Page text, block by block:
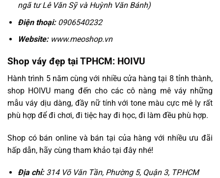
ngã tư Lê Văn Sỹ và Huỳnh Văn Bánh)
Điện thoại:0906540232
Website: www.meoshop.vn
Shop váy đẹp tại TPHCM: HOIVU
Hành trình 5 năm cùng với nhiều cửa hàng tại 8 tỉnh thành,
shop HOIVU mang đến cho các cô nàng mê váy những
mẫu váy dịu dàng, đầy nữ tính với tone màu cực mê ly rất
phù hợp để đi chơi, đi tiệc hay đi học, đi làm đều phù hợp.
Shop có bán online và bán tại của hàng với nhiều ưu đãi
hấp dẫn, hãy cùng tham khảo tại đây nhé!
Địa chỉ:314 Võ Văn Tần, Phường 5, Quận 3, TP.HCM